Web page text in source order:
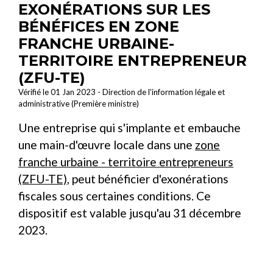
EXONÉRATIONS SUR LES
BÉNÉFICES EN ZONE
FRANCHE URBAINE-
TERRITOIRE ENTREPRENEUR
(ZFU-TE)
Vérifié le 01 Jan 2023 - Direction de l'information légale et
administrative (Première ministre)
Une entreprise qui s'implante et embauche
une main-d'œuvre locale dans une zone
franche urbaine - territoire entrepreneurs
(ZFU-TE), peut bénéficier d'exonérations
fiscales sous certaines conditions. Ce
dispositif est valable jusqu'au 31 décembre
2023.